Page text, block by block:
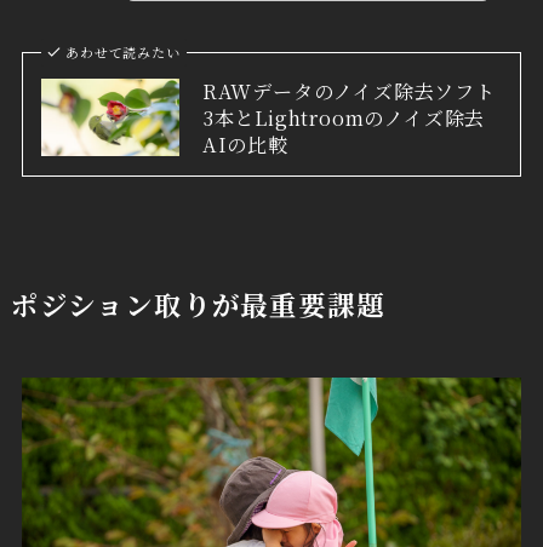
あわせて読みたい
RAWデータのノイズ除去ソフト
3本とLightroomのノイズ除去
AIの比較
ポジション取りが最重要課題